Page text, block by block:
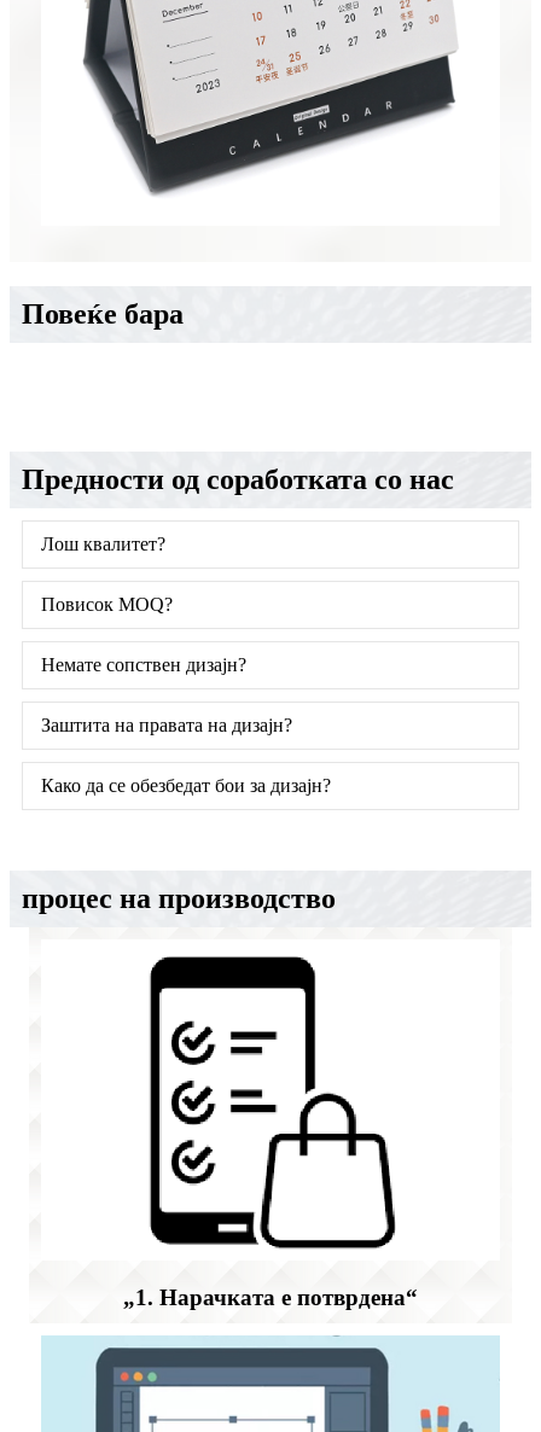
Повеќе бара
Предности од соработката со нас
Лош квалитет?
Повисок MOQ?
Немате сопствен дизајн?
Заштита на правата на дизајн?
Како да се обезбедат бои за дизајн?
процес на производство
„1. Нарачката е потврдена“